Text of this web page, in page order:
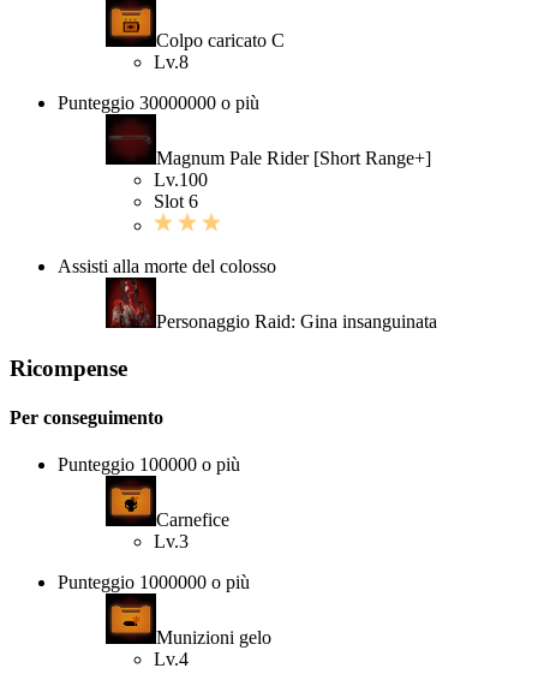
Colpo caricato C
Lv.8
Punteggio 30000000 o più
Magnum Pale Rider [Short Range+]
Lv.100
Slot 6
Assisti alla morte del colosso
Personaggio Raid: Gina insanguinata
Ricompense
Per conseguimento
Punteggio 100000 o più
Carnefice
Lv.3
Punteggio 1000000 o più
Munizioni gelo
Lv.4